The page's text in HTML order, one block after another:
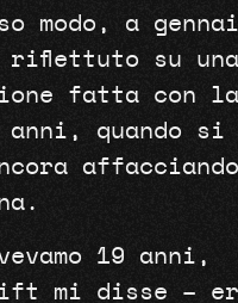
modo, a
riflettuto su una
fatta con la
quando si
affacciando
19 anni,
mi disse –